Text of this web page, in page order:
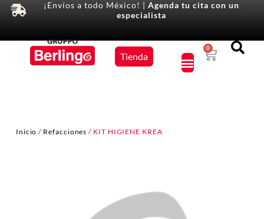
¡Envíos a todo México! | Agenda tu cita con un
especialista
Tienda
0
Inicio / Refacciones / KIT HIGIENE KREA